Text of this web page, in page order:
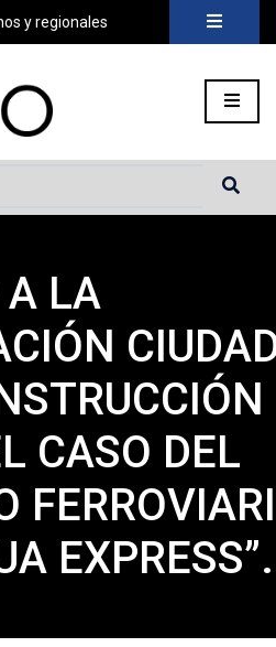
y regionales
»Prácticas
A LA
CASO DEL
EXPRESS”.